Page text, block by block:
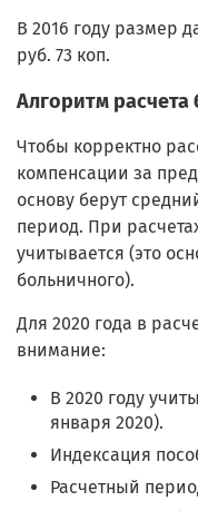
В 2016 году размер
руб. 73 коп.
Алгоритм
Чтобы корректно
компенсации за
основу берут
период. При
учитывается (это
больничного).
Для 2020 года в
внимание:
В 2020 году
января 2020).
Индексация
Расчетный